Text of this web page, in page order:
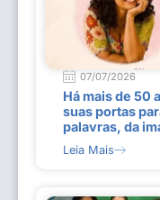
07/07/2026
Há mais de 50
suas portas
palavras, da
Leia Mais